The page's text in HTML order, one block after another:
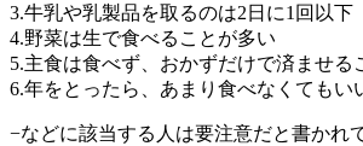
3.牛乳や乳製品を取るのは2日に1回以下
4.野菜は生で食べることが多い
5.主食は食べず、おかずだけで済ませる
6.年をとったら、あまり食べなくてもい
−などに該当する人は要注意だと書かれ